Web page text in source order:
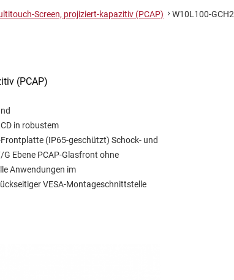
Screen, projiziert-kapazitiv (PCAP) W10L100-GCH2
(PCAP)
in robustem
(IP65-geschützt) Schock- und
Ebene PCAP-Glasfront ohne
Anwendungen im
VESA-Montageschnittstelle